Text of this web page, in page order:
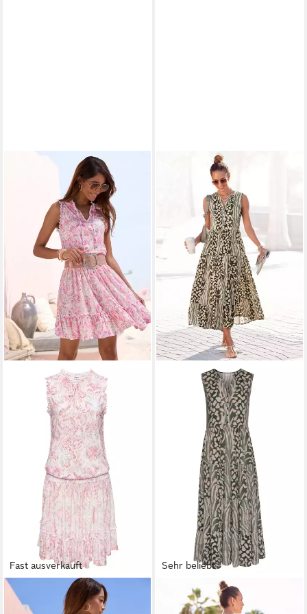
Fast ausverkauft
BUFFALO
Jerseykleid mit
Sehr beliebt
LASCANAMaxikleid mit